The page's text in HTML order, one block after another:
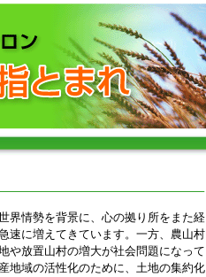
界情勢を背景に、心の拠り所をまた経
速に増えてきています。一方、農山村
や放置山村の増大が社会問題になって
地域の活性化のために、土地の集約化